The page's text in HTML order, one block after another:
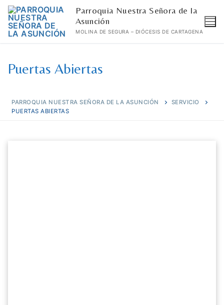
contenido
Parroquia Nuestra Señora de la
Asunción
MOLINA DE SEGURA – DIÓCESIS DE CARTAGENA
Puertas Abiertas
PARROQUIA NUESTRA SEÑORA DE LA ASUNCIÓN
SERVICIO
PUERTAS ABIERTAS